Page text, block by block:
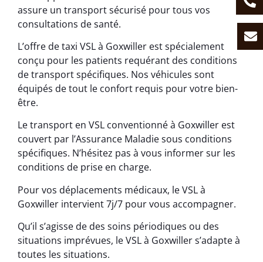
assure un transport sécurisé pour tous vos
consultations de santé.
L’offre de taxi VSL à Goxwiller est spécialement
conçu pour les patients requérant des conditions
de transport spécifiques. Nos véhicules sont
équipés de tout le confort requis pour votre bien-
être.
Le transport en VSL conventionné à Goxwiller est
couvert par l’Assurance Maladie sous conditions
spécifiques. N’hésitez pas à vous informer sur les
conditions de prise en charge.
Pour vos déplacements médicaux, le VSL à
Goxwiller intervient 7j/7 pour vous accompagner.
Qu’il s’agisse de des soins périodiques ou des
situations imprévues, le VSL à Goxwiller s’adapte à
toutes les situations.